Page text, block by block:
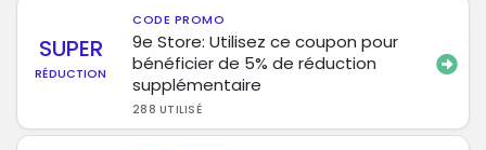
SUPER
RÉDUCTION
CODE PROMO
9e Store: Utilisez ce coupon pour
bénéficier de 5% de réduction
supplémentaire
288 UTILISÉ